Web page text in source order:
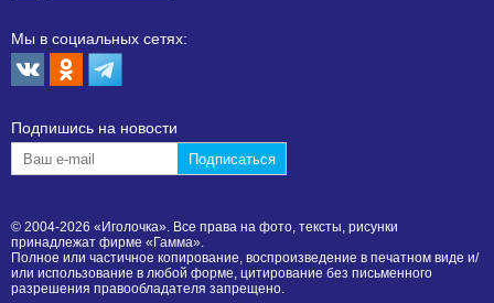
Мы в социальных сетях:
Подпишиcь на новости
© 2004-2026 «Иголочка». Все права на фото, тексты, рисунки
принадлежат фирме «Гамма».
Полное или частичное копирование, воспроизведение в печатном виде и/
или использование в любой форме, цитирование без письменного
разрешения правообладателя запрещено.